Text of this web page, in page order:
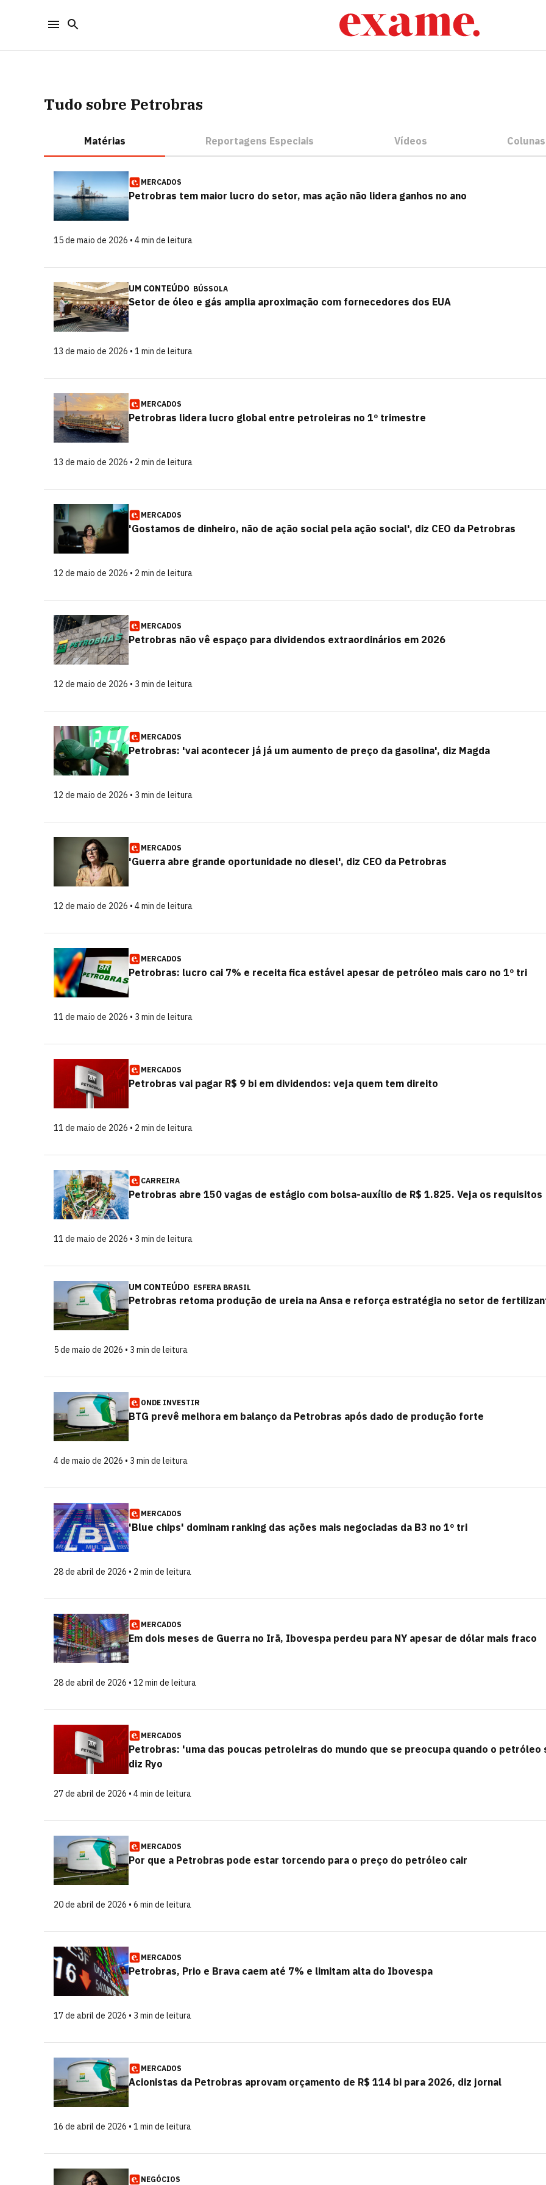
Tudo sobre Petrobras
Matérias Reportagens Especiais Vídeos Colunas
MERCADOS
Petrobras tem maior lucro do setor, mas ação não lidera ganhos no ano
15 de maio de 2026 • 4 min de leitura
UM CONTEÚDO BÚSSOLA
Setor de óleo e gás amplia aproximação com fornecedores dos EUA
13 de maio de 2026 • 1 min de leitura
MERCADOS
Petrobras lidera lucro global entre petroleiras no 1º trimestre
13 de maio de 2026 • 2 min de leitura
MERCADOS
'Gostamos de dinheiro, não de ação social pela ação social', diz CEO da Petrobras
12 de maio de 2026 • 2 min de leitura
MERCADOS
Petrobras não vê espaço para dividendos extraordinários em 2026
12 de maio de 2026 • 3 min de leitura
MERCADOS
Petrobras: 'vai acontecer já já um aumento de preço da gasolina', diz Magda
12 de maio de 2026 • 3 min de leitura
MERCADOS
'Guerra abre grande oportunidade no diesel', diz CEO da Petrobras
12 de maio de 2026 • 4 min de leitura
MERCADOS
Petrobras: lucro cai 7% e receita fica estável apesar de petróleo mais caro no 1º tri
11 de maio de 2026 • 3 min de leitura
MERCADOS
Petrobras vai pagar R$ 9 bi em dividendos: veja quem tem direito
11 de maio de 2026 • 2 min de leitura
CARREIRA
Petrobras abre 150 vagas de estágio com bolsa-auxílio de R$ 1.825. Veja os requisitos
11 de maio de 2026 • 3 min de leitura
UM CONTEÚDO ESFERA BRASIL
Petrobras retoma produção de ureia na Ansa e reforça estratégia no setor de
5 de maio de 2026 • 3 min de leitura
ONDE INVESTIR
BTG prevê melhora em balanço da Petrobras após dado de produção forte
4 de maio de 2026 • 3 min de leitura
MERCADOS
'Blue chips' dominam ranking das ações mais negociadas da B3 no 1º tri
28 de abril de 2026 • 2 min de leitura
MERCADOS
Em dois meses de Guerra no Irã, Ibovespa perdeu para NY apesar de dólar mais fraco
28 de abril de 2026 • 12 min de leitura
MERCADOS
Petrobras: 'uma das poucas petroleiras do mundo que se preocupa quando o petróleo
diz Ryo
27 de abril de 2026 • 4 min de leitura
MERCADOS
Por que a Petrobras pode estar torcendo para o preço do petróleo cair
20 de abril de 2026 • 6 min de leitura
MERCADOS
Petrobras, Prio e Brava caem até 7% e limitam alta do Ibovespa
17 de abril de 2026 • 3 min de leitura
MERCADOS
Acionistas da Petrobras aprovam orçamento de R$ 114 bi para 2026, diz jornal
16 de abril de 2026 • 1 min de leitura
NEGÓCIOS